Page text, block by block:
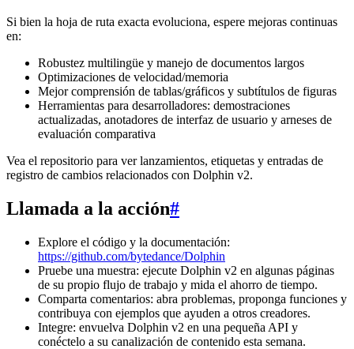
Si bien la hoja de ruta exacta evoluciona, espere mejoras continuas
en:
Robustez multilingüe y manejo de documentos largos
Optimizaciones de velocidad/memoria
Mejor comprensión de tablas/gráficos y subtítulos de figuras
Herramientas para desarrolladores: demostraciones
actualizadas, anotadores de interfaz de usuario y arneses de
evaluación comparativa
Vea el repositorio para ver lanzamientos, etiquetas y entradas de
registro de cambios relacionados con Dolphin v2.
Llamada a la acción#
Explore el código y la documentación:
https://github.com/bytedance/Dolphin
Pruebe una muestra: ejecute Dolphin v2 en algunas páginas
de su propio flujo de trabajo y mida el ahorro de tiempo.
Comparta comentarios: abra problemas, proponga funciones y
contribuya con ejemplos que ayuden a otros creadores.
Integre: envuelva Dolphin v2 en una pequeña API y
conéctelo a su canalización de contenido esta semana.